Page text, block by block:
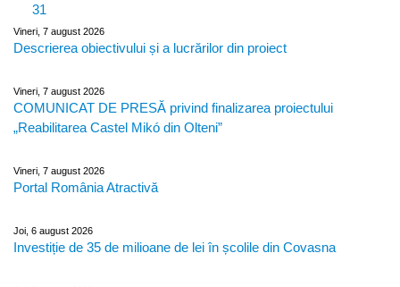
31
Vineri, 7 august 2026
Descrierea obiectivului și a lucrărilor din proiect
Vineri, 7 august 2026
COMUNICAT DE PRESĂ privind finalizarea proiectului
„Reabilitarea Castel Mikó din Olteni”
Vineri, 7 august 2026
Portal România Atractivă
Joi, 6 august 2026
Investiție de 35 de milioane de lei în școlile din Covasna